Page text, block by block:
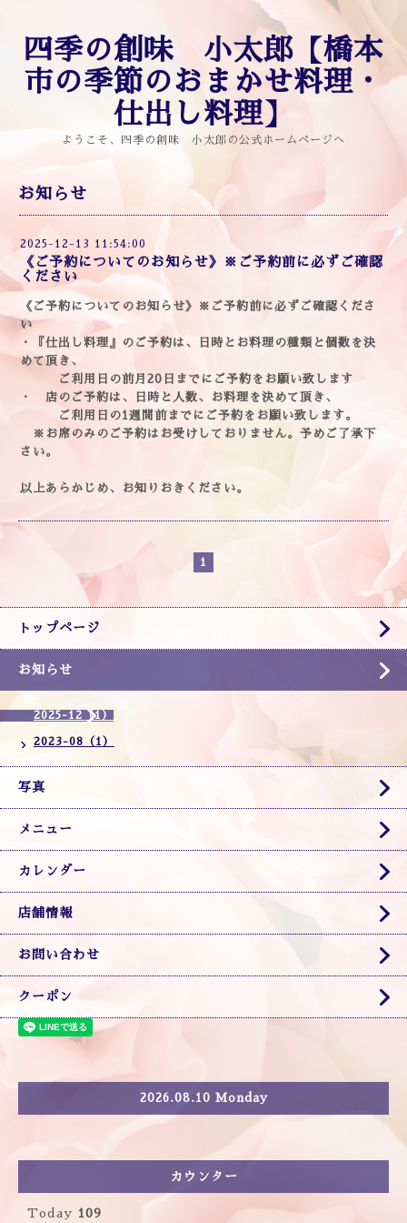
四季の創味 小太郎【橋本
市の季節のおまかせ料理・
仕出し料理】
ようこそ、四季の創味 小太郎の公式ホームページへ
お知らせ
2025-12-13 11:54:00
《ご予約についてのお知らせ》※ご予約前に必ずご確認
ください
《ご予約についてのお知らせ》※ご予約前に必ずご確認くださ
い
・『仕出し料理』のご予約は、日時とお料理の種類と個数を決
めて頂き、
ご利用日の前月20日までにご予約をお願い致します
・ 店のご予約は、日時と人数、お料理を決めて頂き、
ご利用日の1週間前までにご予約をお願い致します。
※お席のみのご予約はお受けしておりません。予めご了承下
さい。
以上あらかじめ、お知りおきください。
1
トップページ
お知らせ
2025-12（1）
2023-08（1）
写真
メニュー
カレンダー
店舗情報
お問い合わせ
クーポン
2026.08.10 Monday
カウンター
Today 109